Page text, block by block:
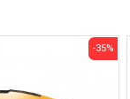
-35%